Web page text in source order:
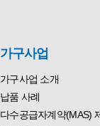
가구사업
가구사업 소개
납품 사례
다수공급자계약(MAS)